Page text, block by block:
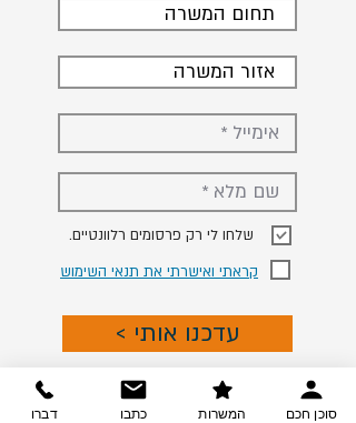
תחום המשרה
אזור המשרה
קראתי ואישרתי את תנאי השימוש
< עדכנו אותי
דברו כתבו המשרות סוכן חכם